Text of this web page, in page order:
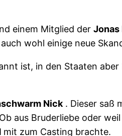
einem Mitglied der Jonas
wohl einige neue
ist, in den Staaten aber
Nick. Dieser saß
aus Bruderliebe oder
mit zum Casting brachte.